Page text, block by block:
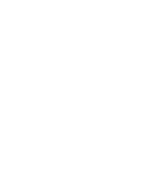
técnico-político en la
consistente entre
encontraron
actores técnico-